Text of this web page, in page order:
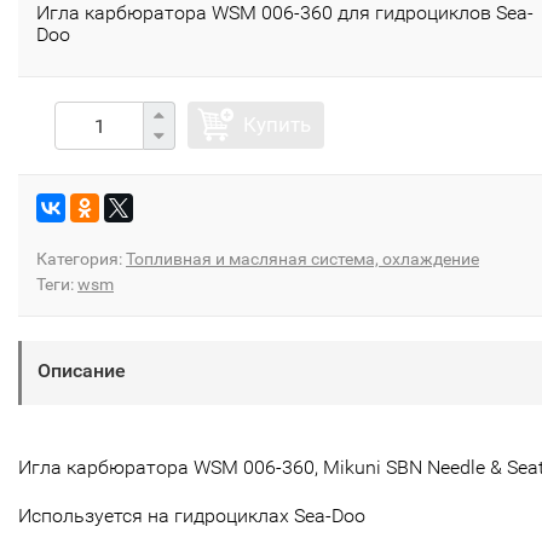
Игла карбюратора WSM 006-360 для гидроциклов Sea-
Doo
Категория:Топливная и масляная система, охлаждение
Теги:wsm
Описание
Игла карбюратора WSM 006-360, Mikuni SBN Needle &
Используется на гидроциклах Sea-Doo